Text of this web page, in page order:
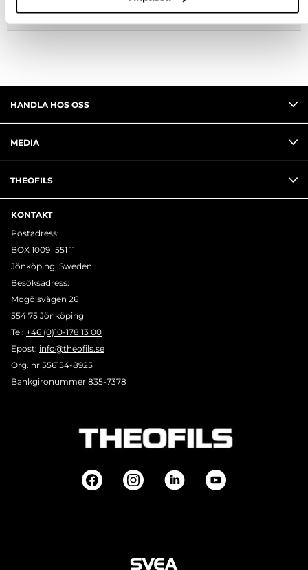
RECENSIONER
HANDLA HOS OSS
MEDIA
THEOFILS
KONTAKT
Postadress:
BOX 1009 551 11
Jönköping, Sweden
Besöksadress:
Mogölsvägen 26
554 75 Jönköping
Tel: +46 (0)10-178 13 00
Epost: info@theofils.se
Org. nr 556154-8925
Bankgironummer 835-7378